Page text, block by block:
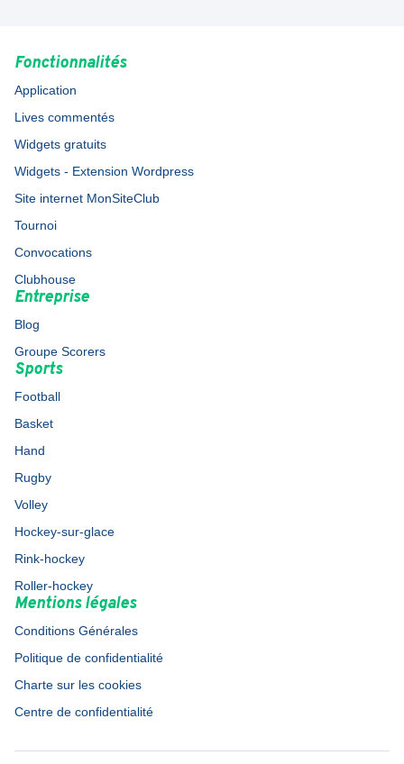
Fonctionnalités
Application
Lives commentés
Widgets gratuits
Widgets - Extension Wordpress
Site internet MonSiteClub
Tournoi
Convocations
Clubhouse
Entreprise
Blog
Groupe Scorers
Sports
Football
Basket
Hand
Rugby
Volley
Hockey-sur-glace
Rink-hockey
Roller-hockey
Mentions légales
Conditions Générales
Politique de confidentialité
Charte sur les cookies
Centre de confidentialité